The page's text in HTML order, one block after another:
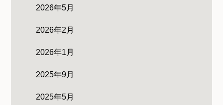
2026年5月
2026年2月
2026年1月
2025年9月
2025年5月